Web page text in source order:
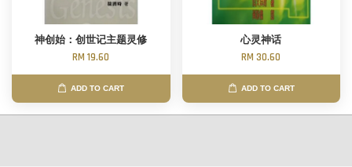
神创始：创世记主题灵修
RM 19.60
ADD TO CART
心灵神话
RM 30.60
ADD TO CART